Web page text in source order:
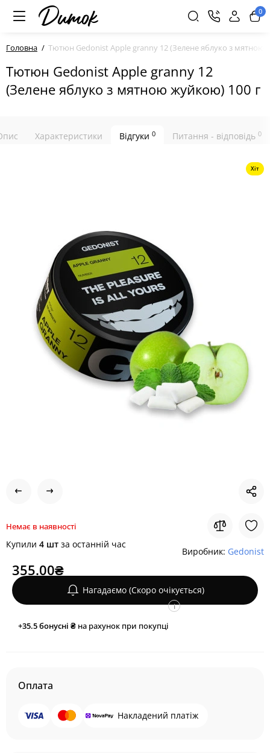
0
Головна Тютюн Gedonist Apple granny 12 (Зелене яблуко з мятною
Тютюн Gedonist Apple granny 12
(Зелене яблуко з мятною жуйкою) 100 г
Характеристики Відгуки 0 Питання - відповідь 0
Хіт
Немає в наявності
Купили 4 шт за останній час
Виробник: Gedonist
355.00₴
Нагадаємо (Скоро очікується)
+35.5бонусні ₴ на рахунок при покупці
i
Оплата
Накладений платіж